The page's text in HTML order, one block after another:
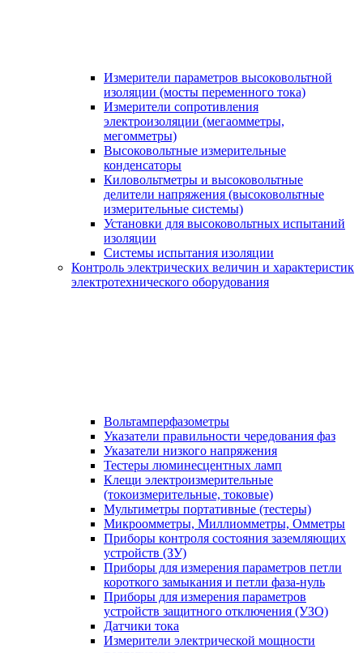
Измерители параметров высоковольтной
изоляции (мосты переменного тока)
Измерители сопротивления
электроизоляции (мегаомметры,
мегомметры)
Высоковольтные измерительные
конденсаторы
Киловольтметры и высоковольтные
делители напряжения (высоковольтные
измерительные системы)
Установки для высоковольтных испытаний
изоляции
Системы испытания изоляции
Контроль электрических величин и характеристик
электротехнического оборудования
Вольтамперфазометры
Указатели правильности чередования фаз
Указатели низкого напряжения
Тестеры люминесцентных ламп
Клещи электроизмерительные
(токоизмерительные, токовые)
Мультиметры портативные (тестеры)
Микроомметры, Миллиомметры, Омметры
Приборы контроля состояния заземляющих
устройств (ЗУ)
Приборы для измерения параметров петли
короткого замыкания и петли фаза-нуль
Приборы для измерения параметров
устройств защитного отключения (УЗО)
Датчики тока
Измерители электрической мощности